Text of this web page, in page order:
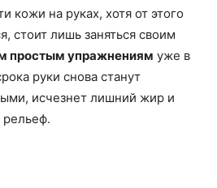
кожи на руках, хотя от этого
стоит лишь заняться своим
простым упражнениям уже в
руки снова станут
исчезнет лишний жир и
рельеф.